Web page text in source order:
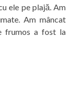
ele pe plajă. Am
Am mâncat
frumos a fost la